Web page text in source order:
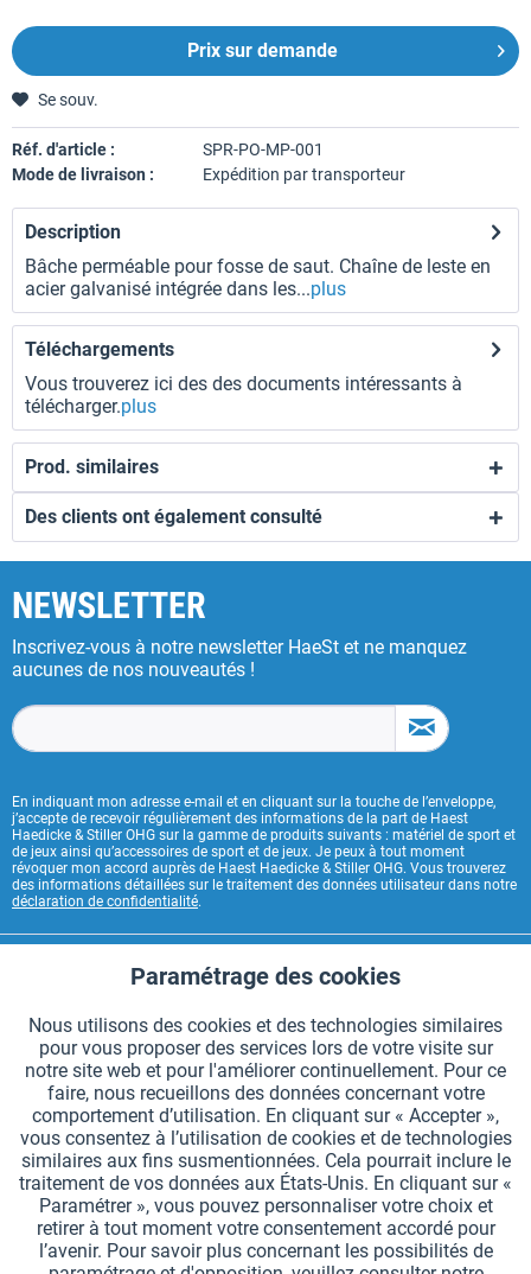
Prix sur demande
Se souv.
Réf. d'article :
SPR-PO-MP-001
Mode de livraison :
Expédition par transporteur
Description
Bâche perméable pour fosse de saut. Chaîne de leste en
acier galvanisé intégrée dans les...plus
Téléchargements
Vous trouverez ici des des documents intéressants à
télécharger.plus
Prod. similaires
Des clients ont également consulté
NEWSLETTER
Inscrivez-vous à notre newsletter HaeSt et ne manquez
aucunes de nos nouveautés !
En indiquant mon adresse e-mail et en cliquant sur la touche de l’enveloppe,
j’accepte de recevoir régulièrement des informations de la part de Haest
Haedicke & Stiller OHG sur la gamme de produits suivants : matériel de sport et
de jeux ainsi qu’accessoires de sport et de jeux. Je peux à tout moment
révoquer mon accord auprès de Haest Haedicke & Stiller OHG. Vous trouverez
des informations détaillées sur le traitement des données utilisateur dans notre
déclaration de confidentialité.
INFORMATIONS GÉNÉRALES
MODES DE PAIEMENT
*Tous les prix comprennent la TVA et sont indiqués horsfrais de port.
Paramètres des cookies Demander le catalogue
Gravures laser sur des témoins Newsletter Qui sommes nous ?
Fonctionnels Aktiv
Suivi Aktiv
Paramétrage des cookies
Nous utilisons des cookies et des technologies similaires
pour vous proposer des services lors de votre visite sur
notre site web et pour l'améliorer continuellement. Pour ce
faire, nous recueillons des données concernant votre
comportement d’utilisation. En cliquant sur « Accepter »,
vous consentez à l’utilisation de cookies et de technologies
similaires aux fins susmentionnées. Cela pourrait inclure le
traitement de vos données aux États-Unis. En cliquant sur «
Paramétrer », vous pouvez personnaliser votre choix et
retirer à tout moment votre consentement accordé pour
l’avenir. Pour savoir plus concernant les possibilités de